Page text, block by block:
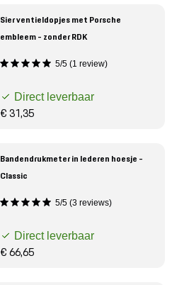
Sier ventieldopjes met Porsche
embleem - zonder RDK
5/5 (1 review)
Direct leverbaar
€ 31,35
Bandendrukmeter in lederen hoesje -
Classic
5/5 (3 reviews)
Direct leverbaar
€ 66,65